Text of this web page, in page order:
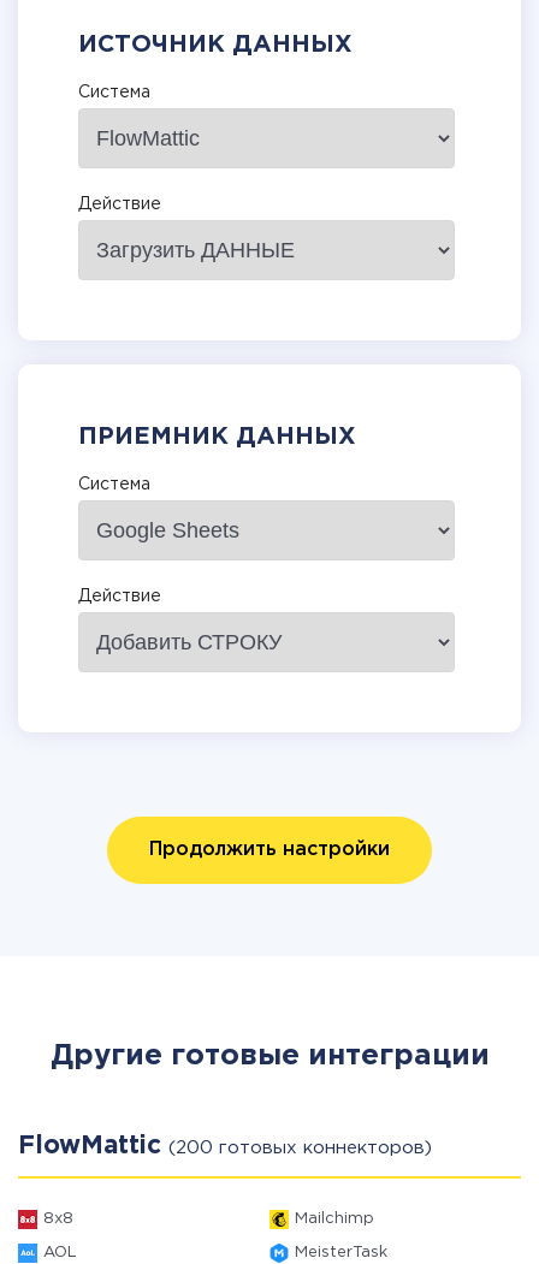
ИСТОЧНИК ДАННЫХ
Система
Действие
ПРИЕМНИК ДАННЫХ
Система
Действие
Продолжить настройки
Другие готовые интеграции
FlowMattic (200 готовых коннекторов)
8x8 Mailchimp
AOL MeisterTask